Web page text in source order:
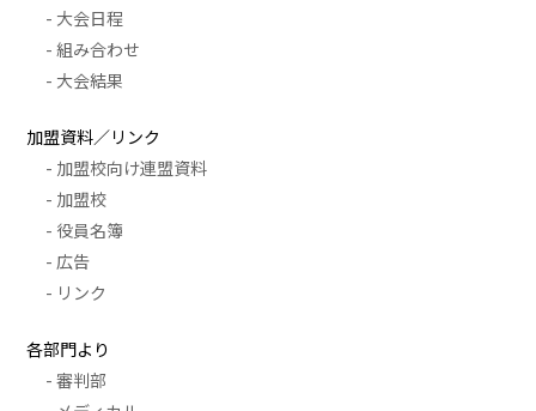
- 大会日程
- 組み合わせ
- 大会結果
加盟資料／リンク
- 加盟校向け連盟資料
- 加盟校
- 役員名簿
- 広告
- リンク
各部門より
- 審判部